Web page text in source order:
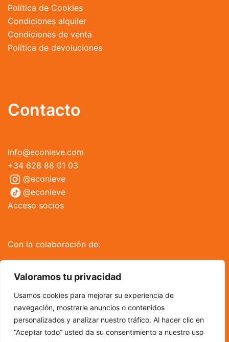
Valoramos tu privacidad
Usamos cookies para mejorar su experiencia de
navegación, mostrarle anuncios o contenidos
personalizados y analizar nuestro tráfico. Al hacer clic en
“Aceptar todo” usted da su consentimiento a nuestro uso
Política de Cookies
Condiciones alquiler
Condiciones de venta
Política de devoluciones
Contacto
info@econieve.com
+34 628 88 01 03
@econieve
@econieve
Acceso socios
Con la colaboración de: